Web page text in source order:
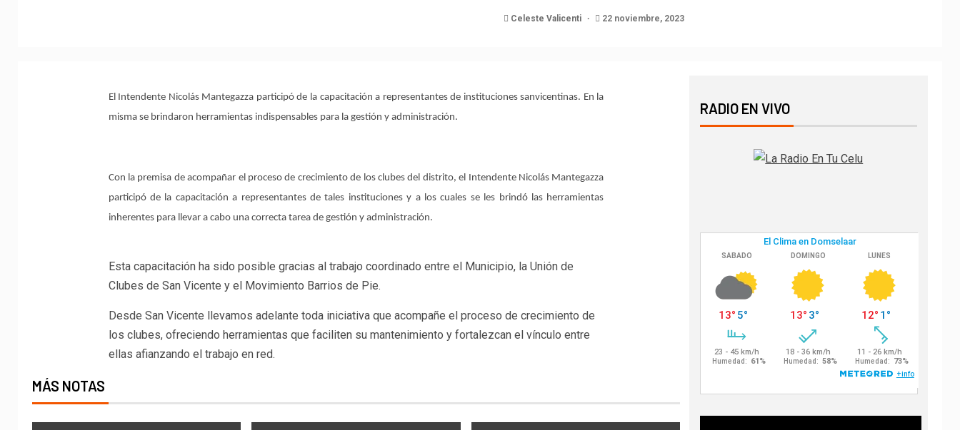
Celeste Valicenti 22 noviembre, 2023
El Intendente Nicolás Mantegazza participó de la capacitación a representantes de instituciones sanvicentinas. En la
misma se brindaron herramientas indispensables para la gestión y administración.
Con la premisa de acompañar el proceso de crecimiento de los clubes del distrito, el Intendente Nicolás Mantegazza
participó de la capacitación a representantes de tales instituciones y a los cuales se les brindó las herramientas
inherentes para llevar a cabo una correcta tarea de gestión y administración.
Esta capacitación ha sido posible gracias al trabajo coordinado entre el Municipio, la Unión de
Clubes de San Vicente y el Movimiento Barrios de Pie.
Desde San Vicente llevamos adelante toda iniciativa que acompañe el proceso de crecimiento de
los clubes, ofreciendo herramientas que faciliten su mantenimiento y fortalezcan el vínculo entre
ellas afianzando el trabajo en red.
MÁS NOTAS
RADIO EN VIVO